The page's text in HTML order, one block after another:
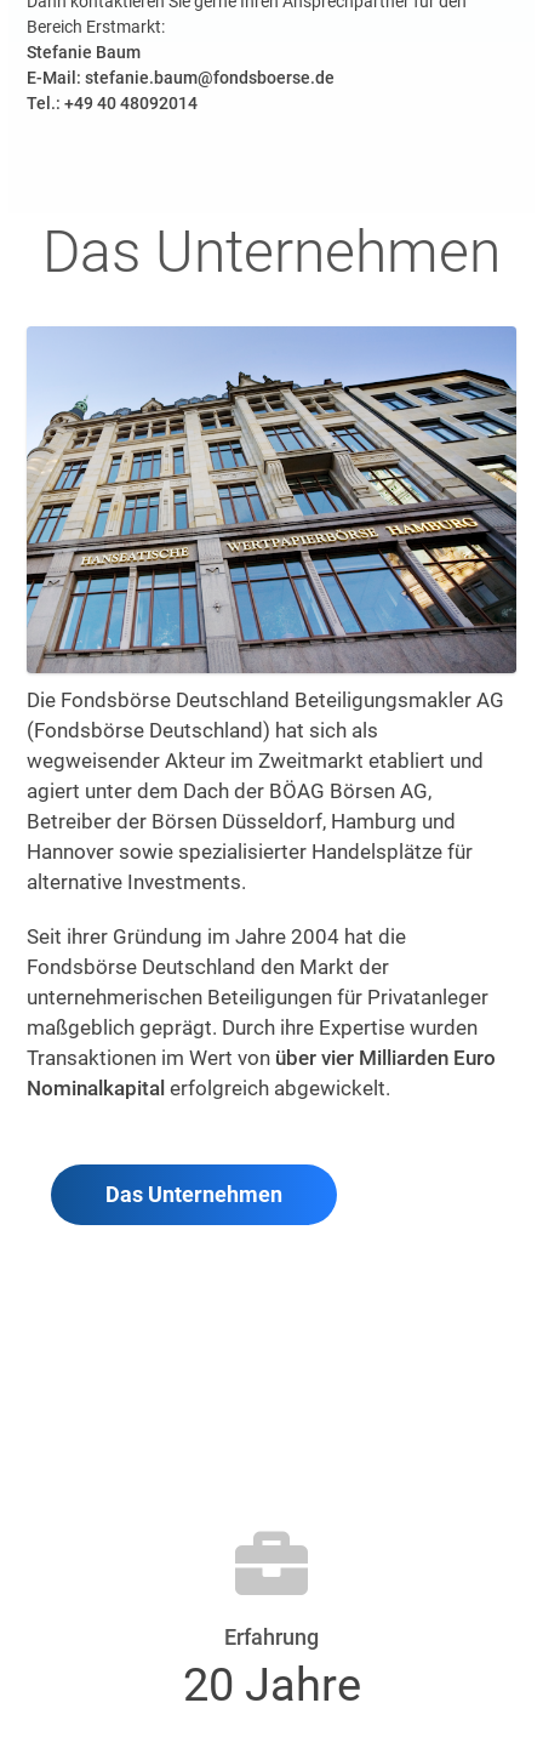
Bereich Erstmarkt:
Stefanie Baum
E-Mail: stefanie.baum@fondsboerse.de
Tel.: +49 40 48092014
Das Unternehmen
Die Fondsbörse Deutschland Beteiligungsmakler AG
(Fondsbörse Deutschland) hat sich als
wegweisender Akteur im Zweitmarkt etabliert und
agiert unter dem Dach der BÖAG Börsen AG,
Betreiber der Börsen Düsseldorf, Hamburg und
Hannover sowie spezialisierter Handelsplätze für
alternative Investments.
Seit ihrer Gründung im Jahre 2004 hat die
Fondsbörse Deutschland den Markt der
unternehmerischen Beteiligungen für Privatanleger
maßgeblich geprägt. Durch ihre Expertise wurden
Transaktionen im Wert von über vier Milliarden Euro
Nominalkapital erfolgreich abgewickelt.
Das Unternehmen
Erfahrung
20 Jahre